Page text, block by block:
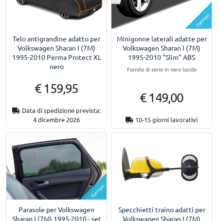
Telo antigrandine adatto per
Volkswagen Sharan I (7M)
1995-2010 Perma Protect XL
nero
€ 159,95
Data di spedizione prevista:
4 dicembre 2026
Esempio
Minigonne laterali adatte per
Volkswagen Sharan I (7M)
1995-2010 "Slim" ABS
Fornito di serie in nero lucido
€ 149,00
10-15 giorni lavorativi
Esempio
Parasole per Volkswagen
Sharan I (7M) 1995-2010 - set
Specchietti traino adatti per
Volkswagen Sharan I (7M)